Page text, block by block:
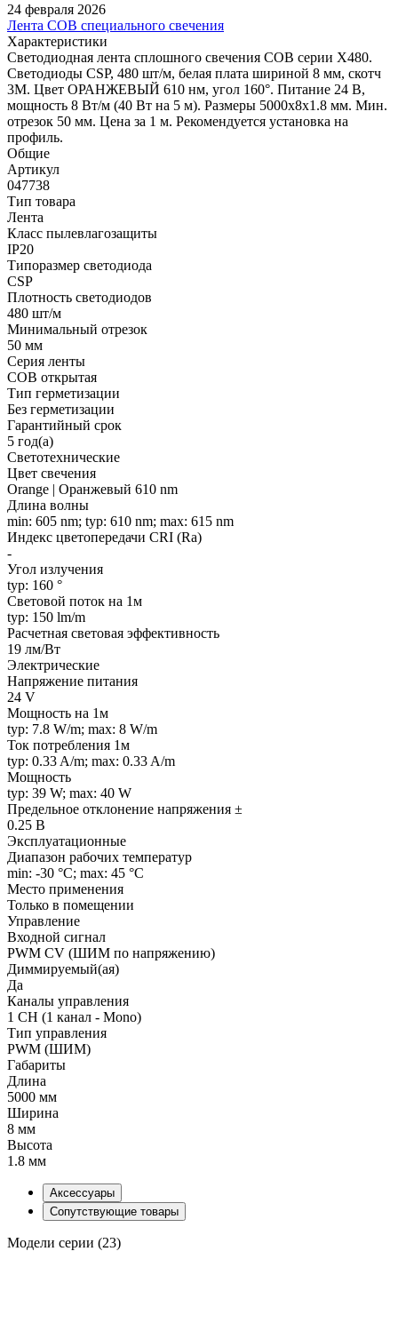
24 февраля 2026
Лента COB специального свечения
Характеристики
Светодиодная лента сплошного свечения COB серии X480.
Светодиоды CSP, 480 шт/м, белая плата шириной 8 мм, скотч
3M. Цвет ОРАНЖЕВЫЙ 610 нм, угол 160°. Питание 24 В,
мощность 8 Вт/м (40 Вт на 5 м). Размеры 5000х8х1.8 мм. Мин.
отрезок 50 мм. Цена за 1 м. Рекомендуется установка на
профиль.
Общие
Артикул
047738
Тип товара
Лента
Класс пылевлагозащиты
IP20
Типоразмер светодиода
CSP
Плотность светодиодов
480 шт/м
Минимальный отрезок
50 мм
Серия ленты
COB открытая
Тип герметизации
Без герметизации
Гарантийный срок
5 год(а)
Светотехнические
Цвет свечения
Orange | Оранжевый 610 nm
Длина волны
min: 605 nm; typ: 610 nm; max: 615 nm
Индекс цветопередачи CRI (Ra)
-
Угол излучения
typ: 160 °
Световой поток на 1м
typ: 150 lm/m
Расчетная световая эффективность
19 лм/Вт
Электрические
Напряжение питания
24 V
Мощность на 1м
typ: 7.8 W/m; max: 8 W/m
Ток потребления 1м
typ: 0.33 A/m; max: 0.33 A/m
Мощность
typ: 39 W; max: 40 W
Предельное отклонение напряжения ±
0.25 В
Эксплуатационные
Диапазон рабочих температур
min: -30 °C; max: 45 °C
Место применения
Только в помещении
Управление
Входной сигнал
PWM СV (ШИМ по напряжению)
Диммируемый(ая)
Да
Каналы управления
1 CH (1 канал - Mono)
Тип управления
PWM (ШИМ)
Габариты
Длина
5000 мм
Ширина
8 мм
Высота
1.8 мм
Аксессуары
Сопутствующие товары
Модели серии (23)